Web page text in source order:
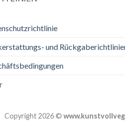
und
Copyright 2026 ©